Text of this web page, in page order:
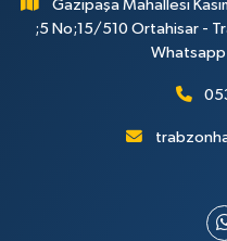
Gazipaşa Mahallesi
;5 No;15/510 Ortahisar -